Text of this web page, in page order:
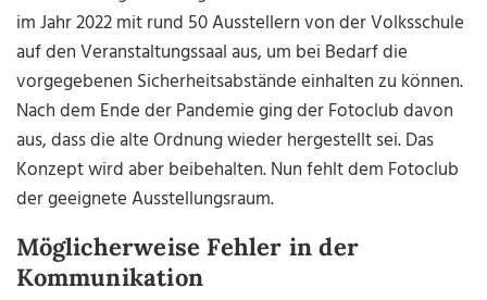
im Jahr 2022 mit rund 50 Ausstellern von der Volksschule
auf den Veranstaltungssaal aus, um bei Bedarf die
vorgegebenen Sicherheitsabstände einhalten zu können.
Nach dem Ende der Pandemie ging der Fotoclub davon
aus, dass die alte Ordnung wieder hergestellt sei. Das
Konzept wird aber beibehalten. Nun fehlt dem Fotoclub
der geeignete Ausstellungsraum.
Möglicherweise Fehler in der
Kommunikation